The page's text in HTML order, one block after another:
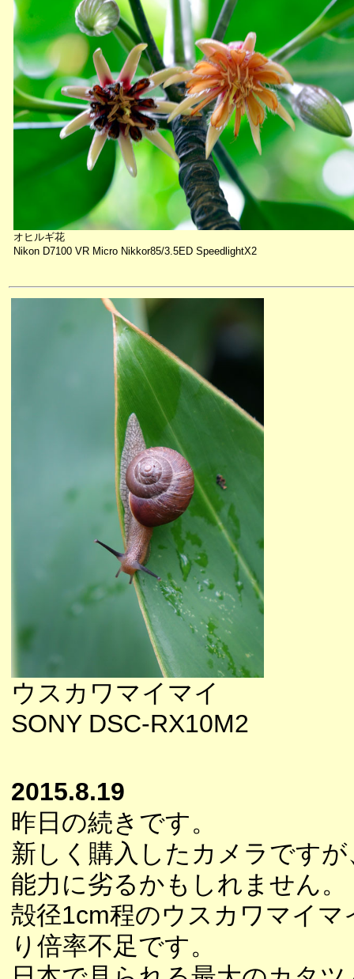
オヒルギ花
Nikon D7100 VR Micro Nikkor85/3.5ED SpeedlightX2
ウスカワマイマイ
SONY DSC-RX10M2
2015.8.19
昨日の続きです。
新しく購入したカメラです
能力に劣るかもしれません。
殻径1cm程のウスカワマイ
り倍率不足です。